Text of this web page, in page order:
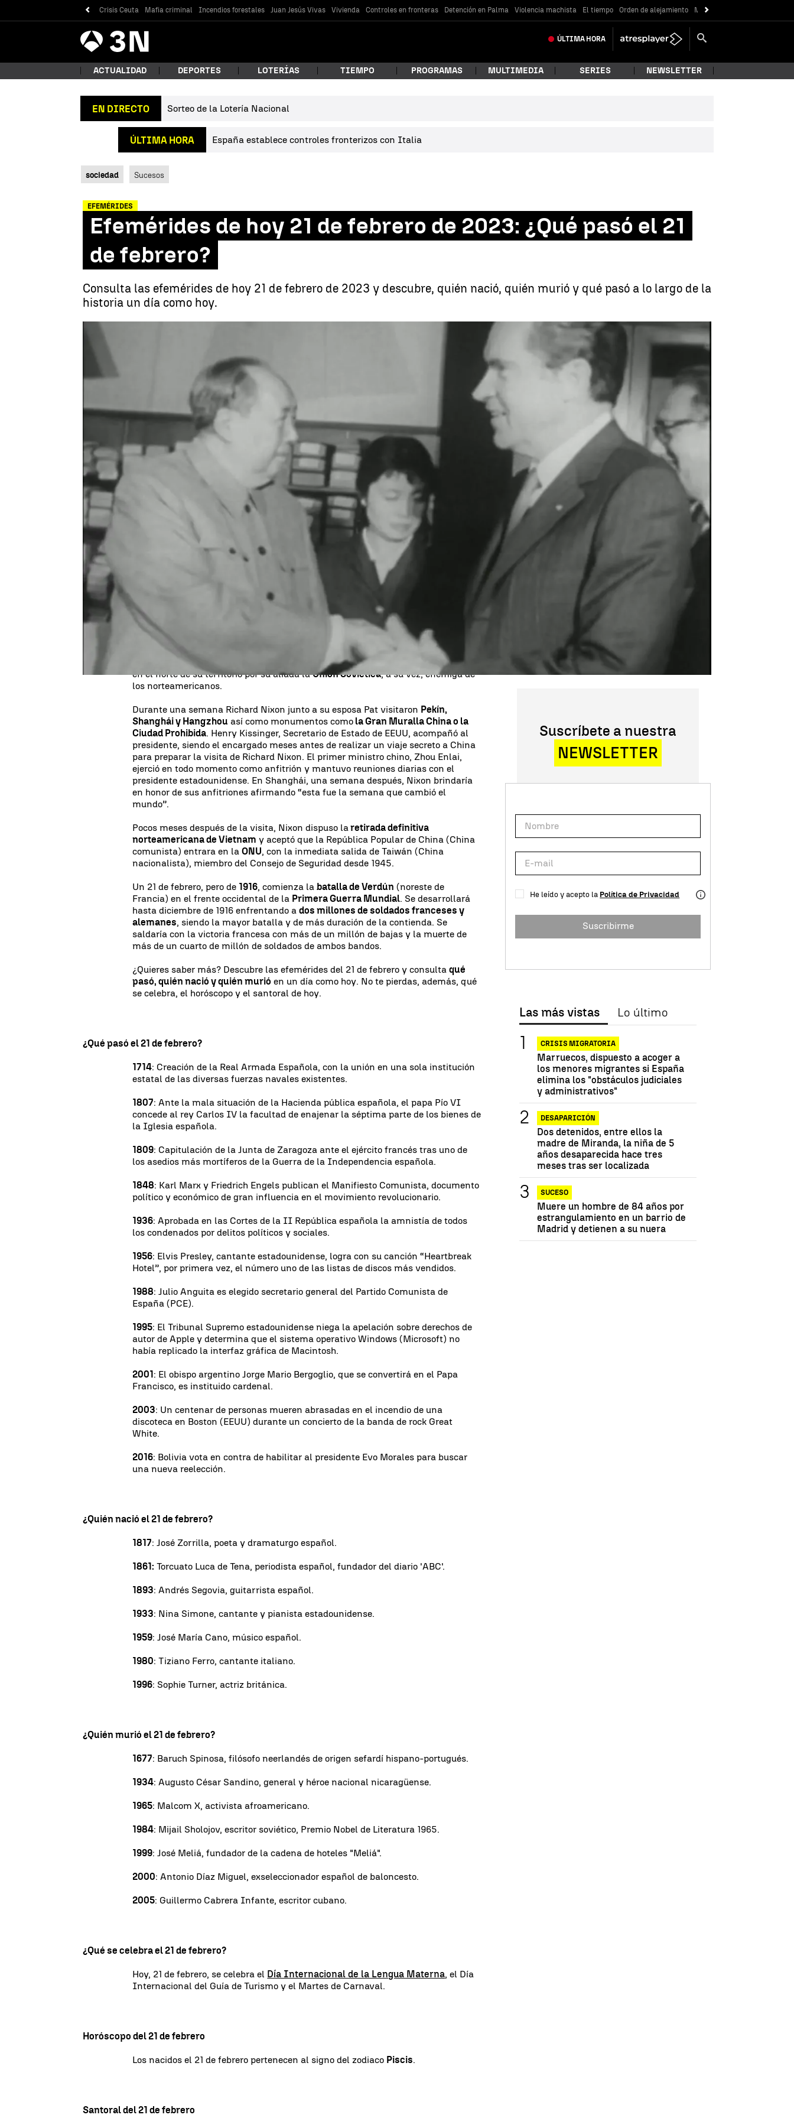
Crisis Ceuta Mafia criminal Incendios forestales Juan Jesús Vivas Vivienda Controles en fronteras Detención en Palma Violencia machista El tiempo Orden de alejamiento Messi
Antena
3 Noticias ÚLTIMA HORA
¿Qué estás buscando?
ACTUALIDAD DEPORTES LOTERÍAS TIEMPO PROGRAMAS MULTIMEDIA SERIES NEWSLETTER
EN DIRECTO Sorteo de la Lotería Nacional
ÚLTIMA HORA España establece controles fronterizos con Italia
sociedad Sucesos
EFEMÉRIDES
Efemérides de hoy 21 de febrero de 2023: ¿Qué pasó el 21
de febrero?
Consulta las efemérides de hoy 21 de febrero de 2023 y descubre, quién nació, quién murió y qué pasó a lo largo de la
historia un día como hoy.
Efemérides de hoy 21 de febrero de 2023: visita de Nixon a China | Antena 3 Noticias
21 de febrero de 2023, 06:05 WhatsappFacebook Linkedin
, Richard Nixon se convierte en el primer presidente de
. Histórica visita que culminaba la llamada
diplomacia del 'ping pong'. Nada más aterrizar en Pekín, Nixon, anticomunista,
se reuniría con
(Mao Tse Tung) presidente del Partido Comunista
chino, el Gran Timonel. Esta visita al país asiático suponía de facto la
normalización de las relaciones
entre ambos países tras 22 años en suspenso.
El viaje se produjo en un momento de tensión con el reconocimiento deTaiwán
por parte de los estadounidenses, con la guerra de Vietnam donde Estados
Unidos luchaba contra un aliado chino, y con una China que se sentía presionada
en el norte de su territorio por su aliada laUnión Soviética, a su vez, enemiga de
los norteamericanos.
Durante una semana Richard Nixon junto a su esposa Pat visitaron Pekín,
Shanghái y Hangzhou así como monumentos como la Gran Muralla China o la
Ciudad Prohibida. Henry Kissinger, Secretario de Estado de EEUU, acompañó al
presidente, siendo el encargado meses antes de realizar un viaje secreto a China
para preparar la visita de Richard Nixon. El primer ministro chino, Zhou Enlai,
ejerció en todo momento como anfitrión y mantuvo reuniones diarias con el
presidente estadounidense. En Shanghái, una semana después, Nixon brindaría
en honor de sus anfitriones afirmando “esta fue la semana que cambió el
mundo”.
Pocos meses después de la visita, Nixon dispuso laretirada definitiva
norteamericana de Vietnam y aceptó que la República Popular de China (China
comunista) entrara en laONU, con la inmediata salida de Taiwán (China
nacionalista), miembro del Consejo de Seguridad desde 1945.
Un 21 de febrero, pero de 1916, comienza labatalla de Verdún (noreste de
Francia) en el frente occidental de la Primera Guerra Mundial. Se desarrollará
hasta diciembre de 1916 enfrentando ados millones de soldados franceses y
alemanes, siendo la mayor batalla y de más duración de la contienda. Se
saldaría con la victoria francesa con más de un millón de bajas y la muerte de
más de un cuarto de millón de soldados de ambos bandos.
¿Quieres saber más? Descubre las efemérides del 21 de febrero y consultaqué
pasó, quién nació y quién murió en un día como hoy. No te pierdas, además, qué
se celebra, el horóscopo y el santoral de hoy.
¿Qué pasó el 21 de febrero?
1714: Creación de la Real Armada Española, con la unión en una sola institución
estatal de las diversas fuerzas navales existentes.
1807: Ante la mala situación de la Hacienda pública española, el papa Pío VI
concede al rey Carlos IV la facultad de enajenar la séptima parte de los bienes de
la Iglesia española.
1809: Capitulación de la Junta de Zaragoza ante el ejército francés tras uno de
los asedios más mortíferos de la Guerra de la Independencia española.
1848: Karl Marx y Friedrich Engels publican el Manifiesto Comunista, documento
político y económico de gran influencia en el movimiento revolucionario.
1936: Aprobada en las Cortes de la II República española la amnistía de todos
los condenados por delitos políticos y sociales.
1956: Elvis Presley, cantante estadounidense, logra con su canción “Heartbreak
Hotel”, por primera vez, el número uno de las listas de discos más vendidos.
1988: Julio Anguita es elegido secretario general del Partido Comunista de
España (PCE).
1995: El Tribunal Supremo estadounidense niega la apelación sobre derechos de
autor de Apple y determina que el sistema operativo Windows (Microsoft) no
había replicado la interfaz gráfica de Macintosh.
2001: El obispo argentino Jorge Mario Bergoglio, que se convertirá en el Papa
Francisco, es instituido cardenal.
2003: Un centenar de personas mueren abrasadas en el incendio de una
discoteca en Boston (EEUU) durante un concierto de la banda de rock Great
White.
2016: Bolivia vota en contra de habilitar al presidente Evo Morales para buscar
una nueva reelección.
¿Quién nació el 21 de febrero?
1817: José Zorrilla, poeta y dramaturgo español.
1861: Torcuato Luca de Tena, periodista español, fundador del diario 'ABC'.
1893: Andrés Segovia, guitarrista español.
1933: Nina Simone, cantante y pianista estadounidense.
1959: José María Cano, músico español.
1980: Tiziano Ferro, cantante italiano.
1996: Sophie Turner, actriz británica.
¿Quién murió el 21 de febrero?
1677: Baruch Spinosa, filósofo neerlandés de origen sefardí hispano-portugués.
1934: Augusto César Sandino, general y héroe nacional nicaragüense.
1965: Malcom X, activista afroamericano.
1984: Mijail Sholojov, escritor soviético, Premio Nobel de Literatura 1965.
1999: José Meliá, fundador de la cadena de hoteles "Meliá".
2000: Antonio Díaz Miguel, exseleccionador español de baloncesto.
2005: Guillermo Cabrera Infante, escritor cubano.
¿Qué se celebra el 21 de febrero?
Hoy, 21 de febrero, se celebra el Día Internacional de la Lengua Materna, el Día
Internacional del Guía de Turismo y el Martes de Carnaval.
Horóscopo del 21 de febrero
Los nacidos el 21 de febrero pertenecen al signo del zodiaco Piscis.
Santoral del 21 de febrero
Suscríbete a nuestra
NEWSLETTER
He leído y acepto la Política de Privacidad
Suscribirme
Las más vistas Lo último
CRISIS MIGRATORIA
Marruecos, dispuesto a acoger a
los menores migrantes si España
elimina los "obstáculos judiciales
y administrativos"
DESAPARICIÓN
Dos detenidos, entre ellos la
madre de Miranda, la niña de 5
años desaparecida hace tres
meses tras ser localizada
SUCESO
Muere un hombre de 84 años por
estrangulamiento en un barrio de
Madrid y detienen a su nuera